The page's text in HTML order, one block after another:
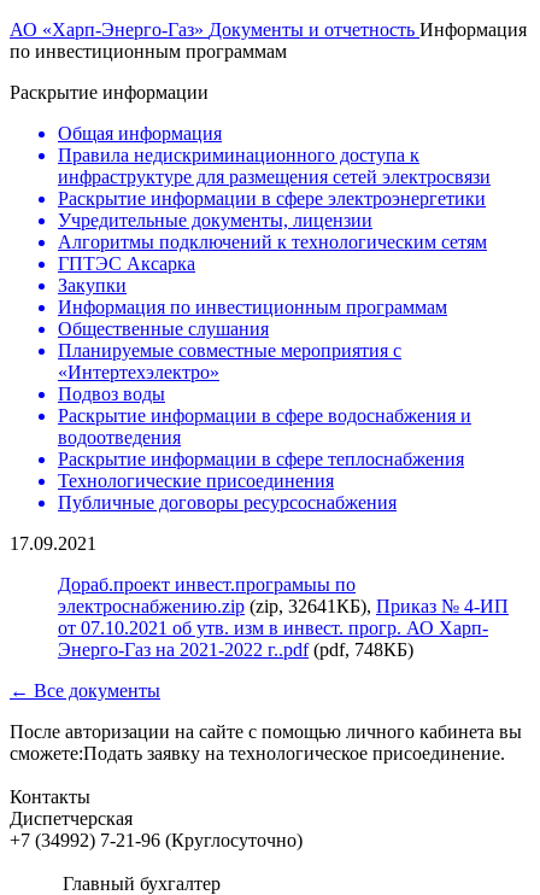
АО «Харп-Энерго-Газ» Документы и отчетность Информация
по инвестиционным программам
Раскрытие информации
Общая информация
Правила недискриминационного доступа к
инфраструктуре для размещения сетей электросвязи
Раскрытие информации в сфере электроэнергетики
Учредительные документы, лицензии
Алгоритмы подключений к технологическим сетям
ГПТЭС Аксарка
Закупки
Информация по инвестиционным программам
Общественные слушания
Планируемые совместные мероприятия с
«Интертехэлектро»
Подвоз воды
Раскрытие информации в сфере водоснабжения и
водоотведения
Раскрытие информации в сфере теплоснабжения
Технологические присоединения
Публичные договоры ресурсоснабжения
17.09.2021
Дораб.проект инвест.програмыы по
электроснабжению.zip (zip, 32641КБ), Приказ № 4-ИП
от 07.10.2021 об утв. изм в инвест. прогр. АО Харп-
Энерго-Газ на 2021-2022 г..pdf(pdf, 748КБ)
← Все документы
После авторизации на сайте с помощью личного кабинета вы
сможете:Подать заявку на технологическое присоединение.
Контакты
Диспетчерская
+7 (34992) 7-21-96 (Круглосуточно)
Главный бухгалтер